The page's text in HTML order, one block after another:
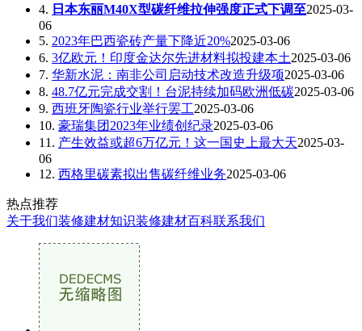
4. 日本东丽M40X型碳纤维拉伸强度正式下调至2025-03-
06
5. 2023年巴西瓷砖产量下降近20%2025-03-06
6. 3亿欧元！印度金达尔先进材料拟投建本土2025-03-06
7. 华新水泥：南非公司启动技术改造升级项2025-03-06
8. 48.7亿元完成交割！台泥持续加码欧洲低碳2025-03-06
9. 西班牙陶瓷行业举行罢工2025-03-06
10. 豪瑞集团2023年业绩创纪录2025-03-06
11. 产生效益或超6万亿元！这一国史上最大天2025-03-
06
12. 西格里碳素拟出售碳纤维业务2025-03-06
热点推荐
关于我们装修建材知识装修建材百科联系我们